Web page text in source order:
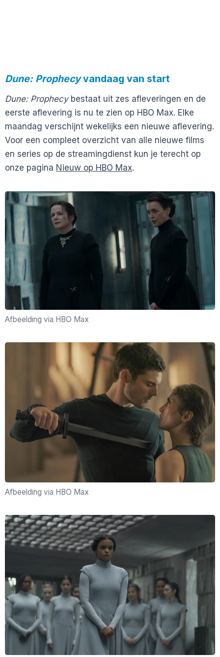
Dune: Prophecyvandaag van start
Dune: Prophecybestaat uit zes afleveringen en de
eerste aflevering is nu te zien op HBO Max. Elke
maandag verschijnt wekelijks een nieuwe aflevering.
Voor een compleet overzicht van alle nieuwe films
en series op de streamingdienst kun je terecht op
onze pagina Nieuw op HBO Max.
Afbeelding via HBO Max
Afbeelding via HBO Max